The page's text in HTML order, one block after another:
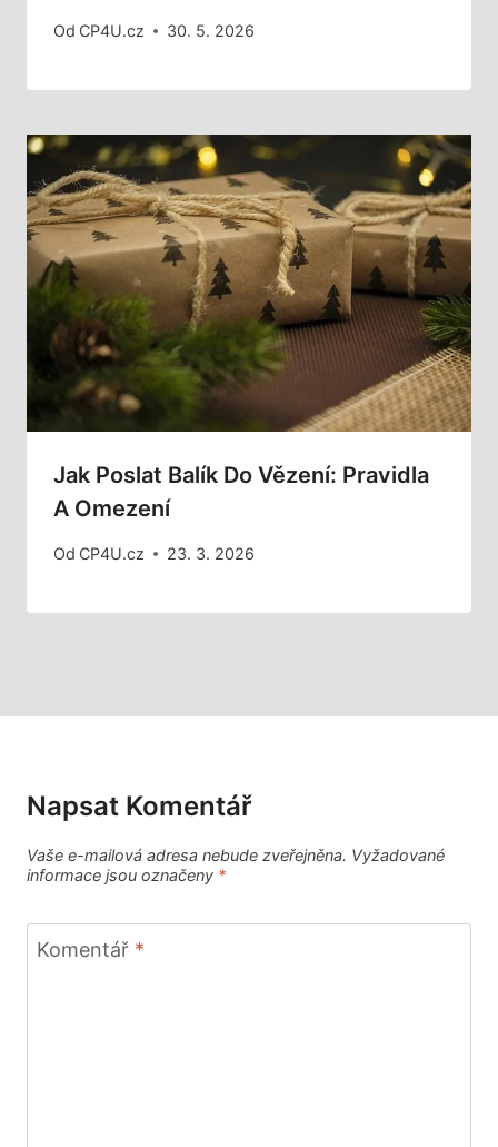
Od CP4U.cz 30. 5. 2026
Jak Poslat Balík Do Vězení: Pravidla
A Omezení
Od CP4U.cz 23. 3. 2026
Napsat Komentář
Vaše e-mailová adresa nebude zveřejněna. Vyžadované
informace jsou označeny *
Komentář *